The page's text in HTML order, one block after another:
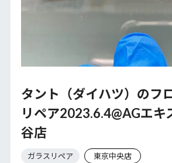
タント（ダイハツ）のフ
リペア2023.6.4@AGエキ
谷店
ガラスリペア 東京中央店